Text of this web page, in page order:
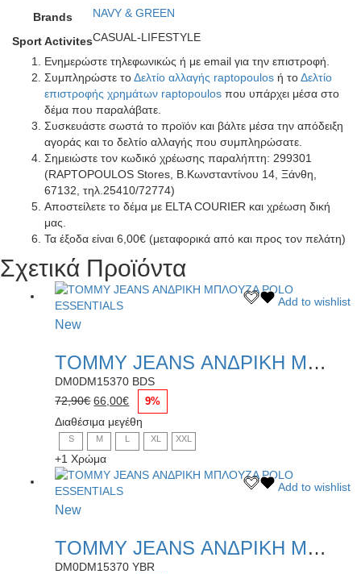
Brands NAVY & GREEN
Sport ActivitesCASUAL-LIFESTYLE
Ενημερώστε τηλεφωνικώς ή με email για την επιστροφή.
Συμπληρώστε τοΔελτίο αλλαγής raptopoulos ή τοΔελτίο
επιστροφής χρημάτων raptopoulos που υπάρχει μέσα στο
δέμα που παραλάβατε.
Συσκευάστε σωστά το προϊόν και βάλτε μέσα την απόδειξη
αγοράς και το δελτίο αλλαγής που συμπληρώσατε.
Σημειώστε τον κωδικό χρέωσης παραλήπτη: 299301
(RAPTOPOULOS Stores, Β.Κωνσταντίνου 14, Ξάνθη,
67132, τηλ.25410/72774)
Αποστείλετε το δέμα με ELTA COURIER και χρέωση δική
μας.
Τα έξοδα είναι 6,00€ (μεταφορικά από και προς τον πελάτη)
Σχετικά Προϊόντα
New
Αυτό
πολλαπλές
στη
σελίδα
Add to wishlist
TOMMY JEANS ΑΝΔΡΙΚΗ ΜΠΛΟΥΖΑ POLO ESSENTIALS
DM0DM15370 BDS
72,90€ Original
was:
72,90€.
66,00€Η
τρέχουσα
τιμή
είναι:
9%
Διαθέσιμα μεγέθη
S M L XL XXL
+1 Χρώμα
New
Αυτό
πολλαπλές
Add to wishlist
TOMMY JEANS ΑΝΔΡΙΚΗ ΜΠΛΟΥΖΑ POLO ESSENTIALS
DM0DM15370 YBR